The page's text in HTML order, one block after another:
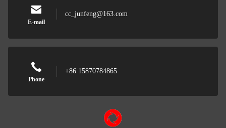
E-mail
cc_junfeng@163.com
Phone
+86 15870784865